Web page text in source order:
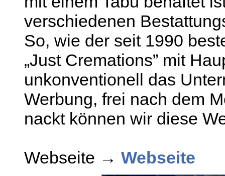
verschiedenen
So, wie der seit 1990
„Just Cremations” mit
unkonventionell das
Werbung, frei nach dem
nackt können wir diese
Webseite → Webseite